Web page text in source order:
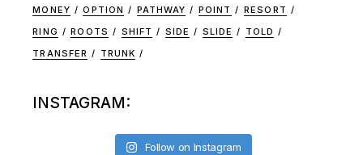
MONEY
OPTION PATHWAY POINT
RESORT
RING
ROOTS SHIFT SIDE SLIDE
TOLD
TRANSFER
TRUNK
INSTAGRAM:
Follow on Instagram